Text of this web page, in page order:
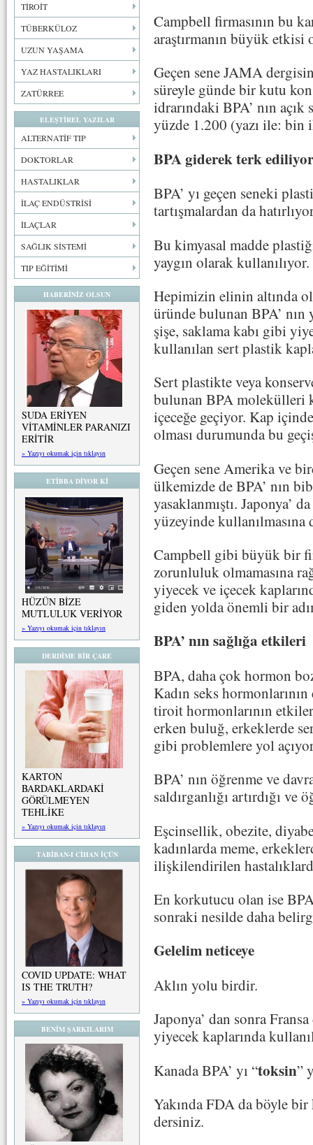
TİROİT
TÜBERKÜLOZ
UZUN YAŞAMA
YAZ HASTALIKLARI
ZATÜRREE
ELEŞTİREL YAZILAR
ALTERNATİF TIP
DOKTORLAR
HASTALIKLAR
İLAÇ ENDÜSTRİSİ
İLAÇLAR
SAĞLIK SİSTEMİ
TIP EĞİTİMİ
HABERİNİZ OLSUN
SUDA ERİYEN
VİTAMİNLER PARANIZI
ERİTİR
» Yazıyı okumak için tıklayın
ETİBBA DİYOR Kİ
HÜZÜN BİZE
MUTLULUK VERİYOR
» Yazıyı okumak için tıklayın
DERDİME BİR ÇARE
KARTON
BARDAKLARDAKİ
GÖRÜLMEYEN
TEHLİKE
» Yazıyı okumak için tıklayın
TABİBAN-I CİHAN İÇÜN
COVID UPDATE: WHAT
IS THE TRUTH?
» Yazıyı okumak için tıklayın
BENİM ŞARKILARIM
Campbell firmasının bu
araştırmanın büyük
Geçen sene JAMA
süreyle günde bir kutu
idrarındaki BPA’ nın
yüzde 1.200 (yazı ile: bin
BPA giderek terk ediliyor
BPA’ yı geçen seneki
tartışmalardan da
Bu kimyasal madde
yaygın olarak kullanılıyor.
Hepimizin elinin altında
üründe bulunan BPA’ nın
şişe, saklama kabı gibi
kullanılan sert plastik
Sert plastikte veya
bulunan BPA molekülleri
içeceğe geçiyor. Kap
olması durumunda bu
Geçen sene Amerika ve
ülkemizde de BPA’ nın
yasaklanmıştı. Japonya’
yüzeyinde
Campbell gibi büyük bir
zorunluluk olmamasına
yiyecek ve içecek
giden yolda önemli bir
BPA’ nın sağlığa etkileri
BPA, daha çok hormon
Kadın seks
tiroit hormonlarının
erken buluğ, erkeklerde
gibi problemlere yol
BPA’ nın öğrenme ve
saldırganlığı artırdığı
Eşcinsellik, obezite,
kadınlarda meme,
ilişkilendirilen
En korkutucu olan ise
sonraki nesilde daha
Gelelim neticeye
Aklın yolu birdir.
Japonya’ dan sonra
yiyecek kaplarında
Kanada BPA’ yı “toksin”
Yakında FDA da böyle
dersiniz.